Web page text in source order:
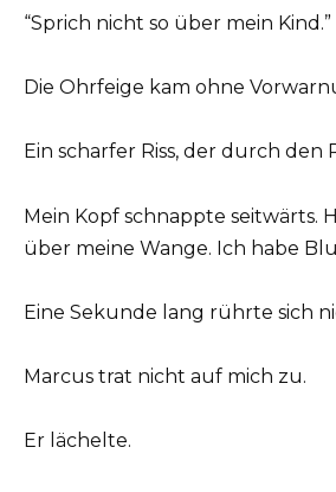
“Sprich nicht so über mein Kind.”
Die Ohrfeige kam ohne
Ein scharfer Riss, der durch den
Mein Kopf schnappte seitwärts.
über meine Wange. Ich habe
Eine Sekunde lang rührte sich
Marcus trat nicht auf mich zu.
Er lächelte.